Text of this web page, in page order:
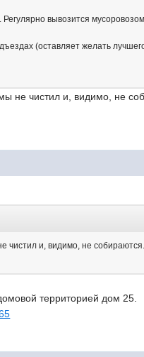
вывозится
(оставляет желать
не чистил и, видимо, не
чистил и, видимо, не
территорией дом 25.